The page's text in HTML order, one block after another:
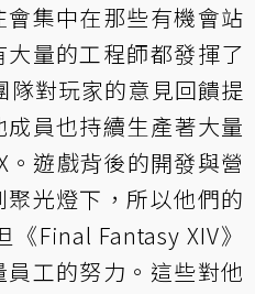
會集中在那些有機會站
量的工程師都發揮了
隊對玩家的意見回饋提
員也持續生產著大量
。遊戲背後的開發與營
光燈下，所以他們的
Final Fantasy XIV》
工的努力。這些對他